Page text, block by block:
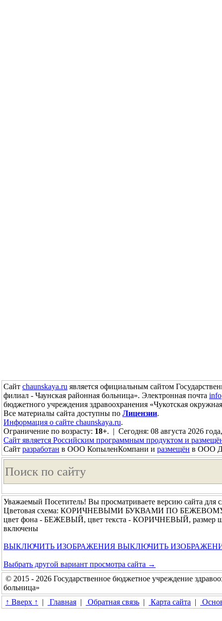
Сайт chaunskaya.ru является официальным сайтом
филиал - Чаунская районная больница». Электронная почта
бюджетного учреждения здравоохранения «Чукотская
Все материалы сайта доступны по Лицензии.
Информация о сайте chaunskaya.ru.
Ограничение по возрасту: 18+. | Сегодня: 08 августа 2026
Сайт является Российским программным продуктом и
Сайт разработан в ООО КопыленКомпани и размещён в ООО
Уважаемый Посетитель! Вы просматриваете версию сайта для
Цветовая схема: КОРИЧНЕВЫМИ БУКВАМИ ПО
цвет фона - БЕЖЕВЫЙ, цвет текста - КОРИЧНЕВЫЙ, размер
включены
ВЫКЛЮЧИТЬ ИЗОБРАЖЕНИЯ ВЫКЛЮЧИТЬ
Выбрать другой вариант просмотра сайта →
© 2015 - 2026 Государственное бюджетное учреждение
больница»
↑ Вверх ↑
| Главная | Обратная связь | Карта сайта |